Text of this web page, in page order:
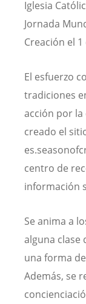
Iglesia
Jornada
Creación el
El esfuerzo
tradiciones
acción por la
creado el
centro de
información
Se anima a
alguna clase
una forma
Además, se